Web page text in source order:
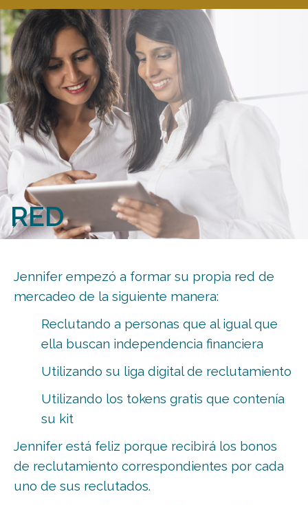
RED
Jennifer empezó a formar su propia red de
mercadeo de la siguiente manera:
Reclutando a personas que al igual que
ella buscan independencia financiera
Utilizando su liga digital de reclutamiento
Utilizando los tokens gratis que contenía
su kit
Jennifer está feliz porque recibirá los bonos
de reclutamiento correspondientes por cada
uno de sus reclutados.